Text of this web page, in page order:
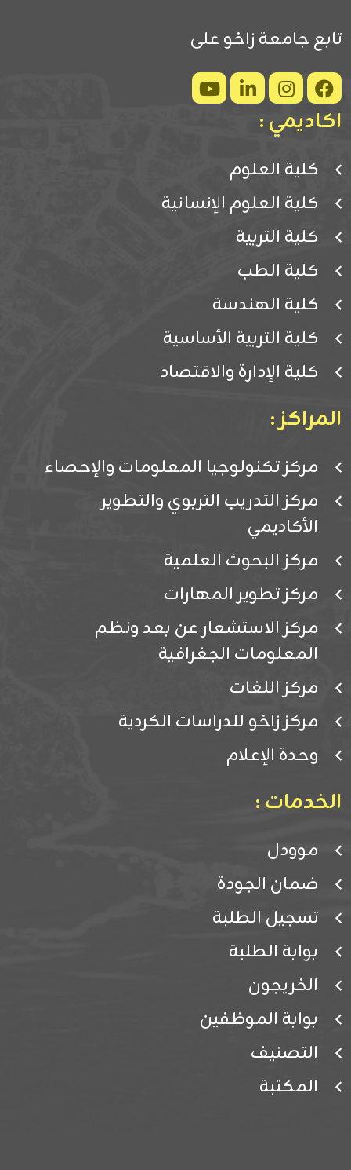
تابع جامعة زاخو على
اكاديمي :
كلية العلوم
كلية العلوم الإنسانية
كلية التربية
كلية الطب
كلية الهندسة
كلية التربية الأساسية
كلية الإدارة والاقتصاد
المراكز :
مركز تكنولوجيا المعلومات والإحصاء
مركز التدريب التربوي والتطوير
الأكاديمي
مركز البحوث العلمية
مركز تطوير المهارات
مركز الاستشعار عن بعد ونظم
المعلومات الجغرافية
مركز اللغات
مركز زاخو للدراسات الكردية
وحدة الإعلام
الخدمات :
موودل
ضمان الجودة
تسجيل الطلبة
بوابة الطلبة
الخريجون
بوابة الموظفين
التصنيف
المكتبة